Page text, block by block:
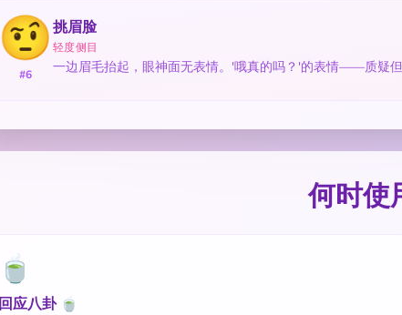
🤨
#6
挑眉脸
轻度侧目
一边眉毛抬起，眼神面无表情。'哦真的吗？'的表情——质疑但
何时使
🍵
回应八卦 🍵